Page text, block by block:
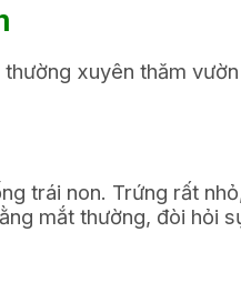
xuyên thăm
trái non. Trứng rất
mắt thường, đòi hỏi